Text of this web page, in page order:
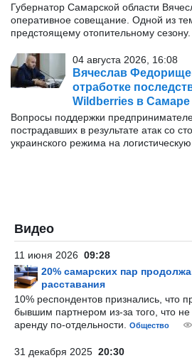
Губернатор Самарской области
оперативное совещание. Одной из
предстоящему отопительному сезону.
04 августа 2026, 16:08
Вячеслав
отработке
Wildberries в Самаре
Вопросы поддержки
пострадавших в результате атак со
украинского режима на
Видео
11 июня 2026 09:28
20% самарских пар
расставания
10% респондентов признались, что
бывшим партнером из-за того, что не
аренду по-отдельности.
Общество
31 декабря 2025 20:30